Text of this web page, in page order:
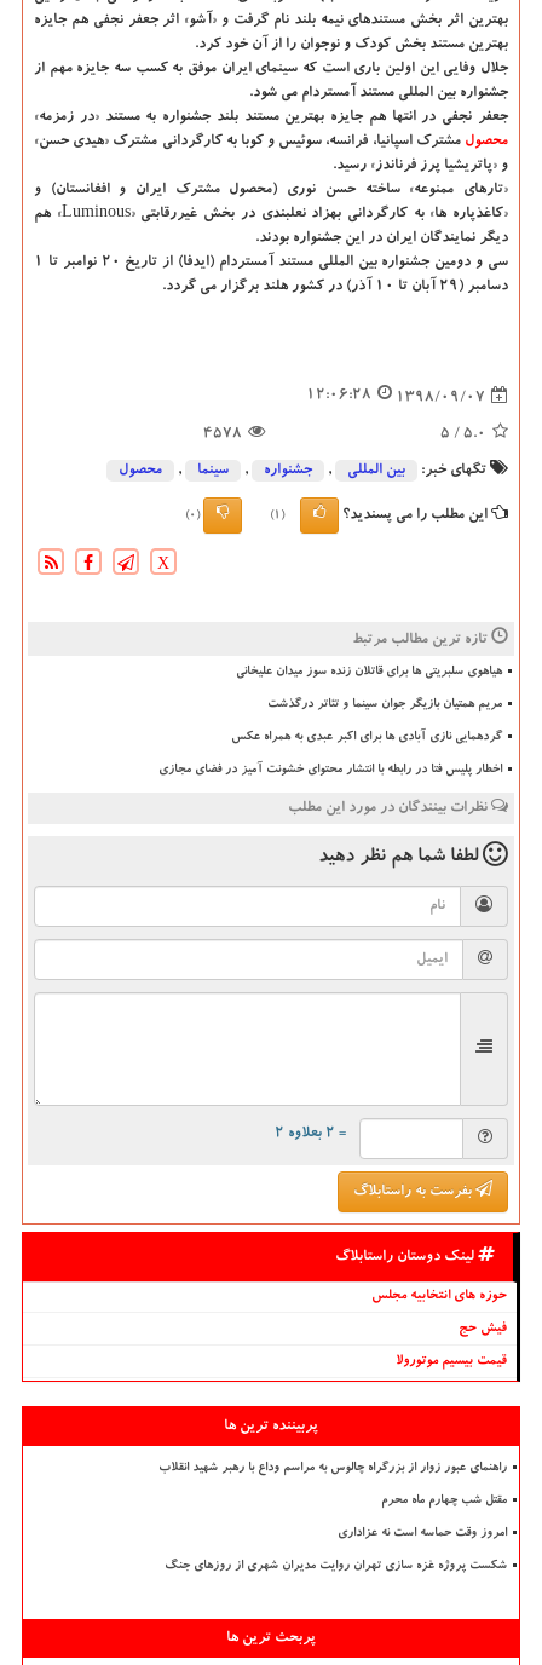
بهترین اثر بخش مستندهای نیمه بلند نام گرفت و «آشو» اثر جعفر نجفی هم جایزه
بهترین مستند بخش كودك و نوجوان را از آن خود كرد.
جلال وفایی این اولین باری است كه سینمای ایران موفق به كسب سه جایزه مهم از
جشنواره بین المللی مستند آمستردام می شود.
جعفر نجفی در انتها هم جایزه بهترین مستند بلند جشنواره به مستند «در زمزمه»
محصول مشترك اسپانیا، فرانسه، سوئیس و كوبا به كارگردانی مشترك «هیدی حسن»
و «پاتریشیا پرز فرناندز» رسید.
«تارهای ممنوعه» ساخته حسن نوری (محصول مشترك ایران و افغانستان) و
«كاغذپاره ها» به كارگردانی بهزاد نعلبندی در بخش غیررقابتی «Luminous» هم
دیگر نمایندگان ایران در این جشنواره بودند.
سی و دومین جشنواره بین المللی مستند آمستردام (ایدفا) از تاریخ ۲۰ نوامبر تا ۱
دسامبر (۲۹ آبان تا ۱۰ آذر) در كشور هلند برگزار می گردد.
1398/09/07
12:06:28
5.0
/ 5
4578
تگهای خبر: بین المللی , جشنواره , سینما , محصول
این مطلب را می پسندید؟ (1)
(0)
X
تازه ترین مطالب مرتبط
هیاهوی سلبریتی ها برای قاتلان زنده سوز میدان علیخانی
مریم همتیان بازیگر جوان سینما و تئاتر درگذشت
گردهمایی نازی آبادی ها برای اکبر عبدی به همراه عکس
اخطار پلیس فتا در رابطه با انتشار محتوای خشونت آمیز در فضای مجازی
نظرات بینندگان در مورد این مطلب
لطفا شما هم نظر دهید
= ۲ بعلاوه ۲
بفرست به راستابلاگ
لینک دوستان راستابلاگ
حوزه های انتخابیه مجلس
فیش حج
قیمت بیسیم موتورولا
پربیننده ترین ها
راهنمای عبور زوار از بزرگراه چالوس به مراسم وداع با رهبر شهید انقلاب
مقتل شب چهارم ماه محرم
امروز وقت حماسه است نه عزاداری
شکست پروژه غزه سازی تهران روایت مدیران شهری از روزهای جنگ
پربحث ترین ها